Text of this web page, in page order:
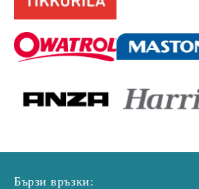
Бързи връзки: